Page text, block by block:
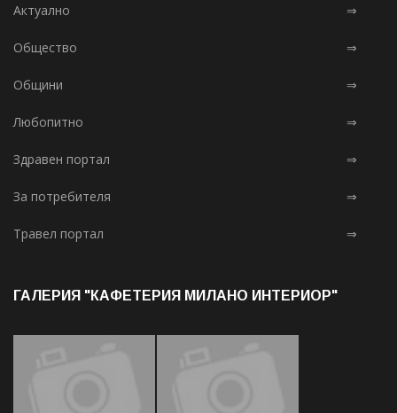
Актуално ⇒
Общество ⇒
Общини ⇒
Любопитно ⇒
Здравен портал ⇒
За потребителя ⇒
Травел портал ⇒
ГАЛЕРИЯ "КАФЕТЕРИЯ МИЛАНО ИНТЕРИОР"